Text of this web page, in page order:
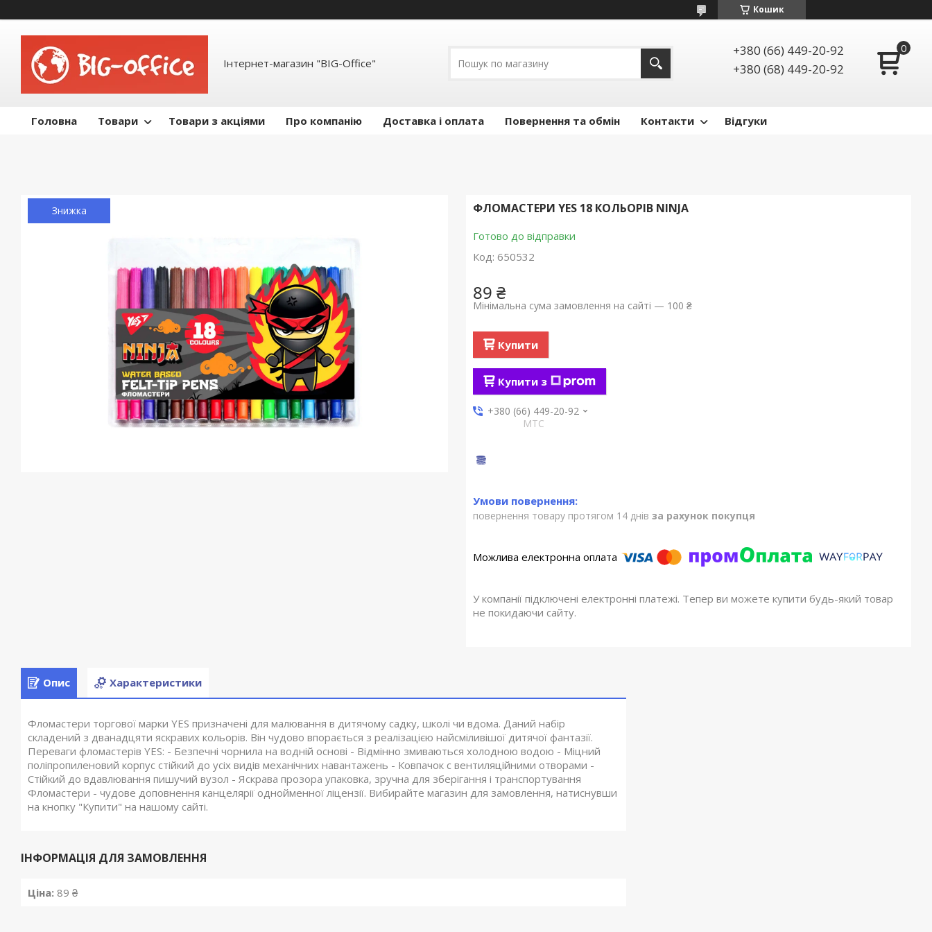
Кошик
Інтернет-магазин "BIG-Office"
+380 (66) 449-20-92
+380 (68) 449-20-92
Головна Товари Товари з акціями Про компанію Доставка і оплата Повернення та обмін Контакти Відгуки
Знижка ФЛОМАСТЕРИ YES 18 КОЛЬОРІВ NINJA
Готово до відправки
Код: 650532
89 ₴
Мінімальна сума замовлення на сайті — 100 ₴
Купити
Купити з
+380 (66) 449-20-92
МТС
повернення товару протягом 14 днів за рахунок покупця
У компанії підключені електронні платежі. Тепер ви можете купити будь-який товар
не покидаючи сайту.
Опис Характеристики
Фломастери торгової марки YES призначені для малювання в дитячому садку, школі чи вдома. Даний набір
складений з дванадцяти яскравих кольорів. Він чудово впорається з реалізацією найсміливішої дитячої фантазії.
Переваги фломастерів YES: - Безпечні чорнила на водній основі - Відмінно змиваються холодною водою - Міцний
поліпропиленовий корпус стійкий до усіх видів механічних навантажень - Ковпачок с вентиляційними отворами -
Стійкий до вдавлювання пишучий вузол - Яскрава прозора упаковка, зручна для зберігання і транспортування
Фломастери - чудове доповнення канцелярії однойменної ліцензії. Вибирайте магазин для замовлення, натиснувши
на кнопку "Купити" на нашому сайті.
ІНФОРМАЦІЯ ДЛЯ ЗАМОВЛЕННЯ
Ціна: 89 ₴